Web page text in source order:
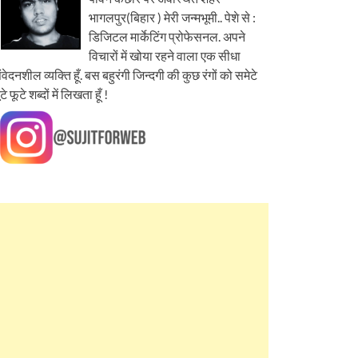
भागलपुर(बिहार ) मेरी जन्मभूमी.. पेशे से :
डिजिटल मार्केटिंग प्रोफेसनल. अपने
विचारों में खोया रहने वाला एक सीधा
व्यक्ति हूँ. बस बहुरंगी जिन्दगी की कुछ रंगों को समेटे
फूटे शब्दों में लिखता हूँ !